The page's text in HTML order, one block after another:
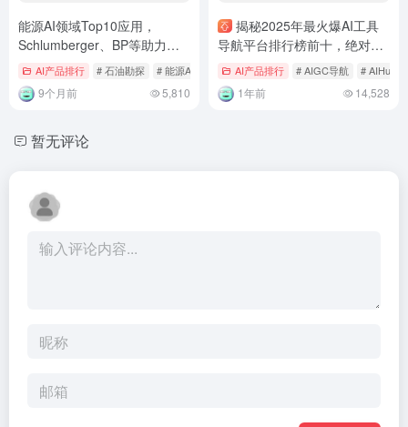
能源AI领域Top10应用，
Schlumberger、BP等助力能
源高效利用
AI产品排行 # 石油勘探 # 能源AI # 能源高效利用
9个月前 5,810
揭秘2025年最火爆AI工具
导航平台排行榜前十，绝对不
能错过！
AI产品排行 # AIGC导航 # AIHub
1年前 14,528
暂无评论